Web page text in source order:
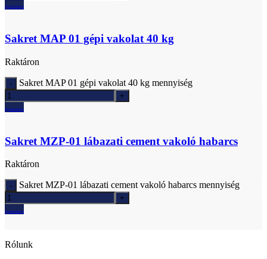
Ajánlatkérés
Sakret MAP 01 gépi vakolat 40 kg
Raktáron
Sakret MAP 01 gépi vakolat 40 kg mennyiség
Ajánlatkérés
Sakret MZP-01 lábazati cement vakoló habarcs
Raktáron
Sakret MZP-01 lábazati cement vakoló habarcs mennyiség
Ajánlatkérés
Rólunk